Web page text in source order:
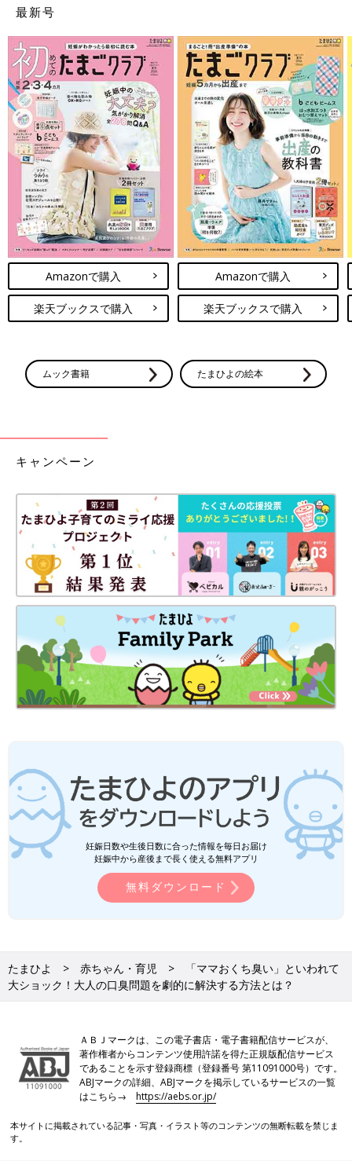
最新号
Amazonで購入
楽天ブックスで購入
Amazonで購入
楽天ブックスで購入
ムック書籍 たまひよの絵本
キャンペーン
妊娠日数や生後日数に合った情報を毎日お届け
妊娠中から産後まで長く使える無料アプリ
無料ダウンロード
たまひよ 赤ちゃん・育児
「ママおくち臭い」といわれて
大ショック！大人の口臭問題を劇的に解決する方法とは？
ＡＢＪマークは、この電子書店・電子書籍配信サービスが、
著作権者からコンテンツ使用許諾を得た正規版配信サービス
であることを示す登録商標（登録番号 第11091000号）です。
ABJマークの詳細、ABJマークを掲示しているサービスの一覧
はこちら→https://aebs.or.jp/
本サイトに掲載されている記事・写真・イラスト等のコンテンツの無断転載を禁じま
す。